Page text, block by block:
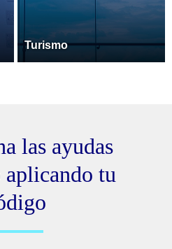
Turismo
las ayudas
aplicando tu